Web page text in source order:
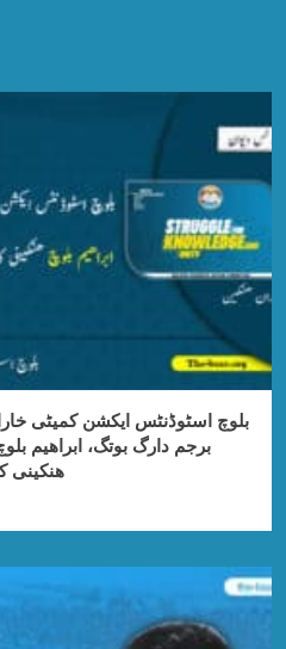
بلوچ اسٹوڈنٹس ایکشن کمیٹی
برجم دارگ بوتگ، ابراھیم
ھنکینی